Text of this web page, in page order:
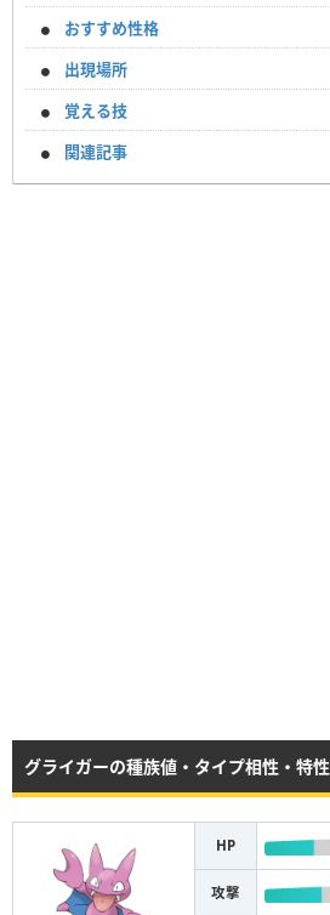
おすすめ性格
出現場所
覚える技
関連記事
グライガーの種族値・タイプ相性・特性
HP
攻撃